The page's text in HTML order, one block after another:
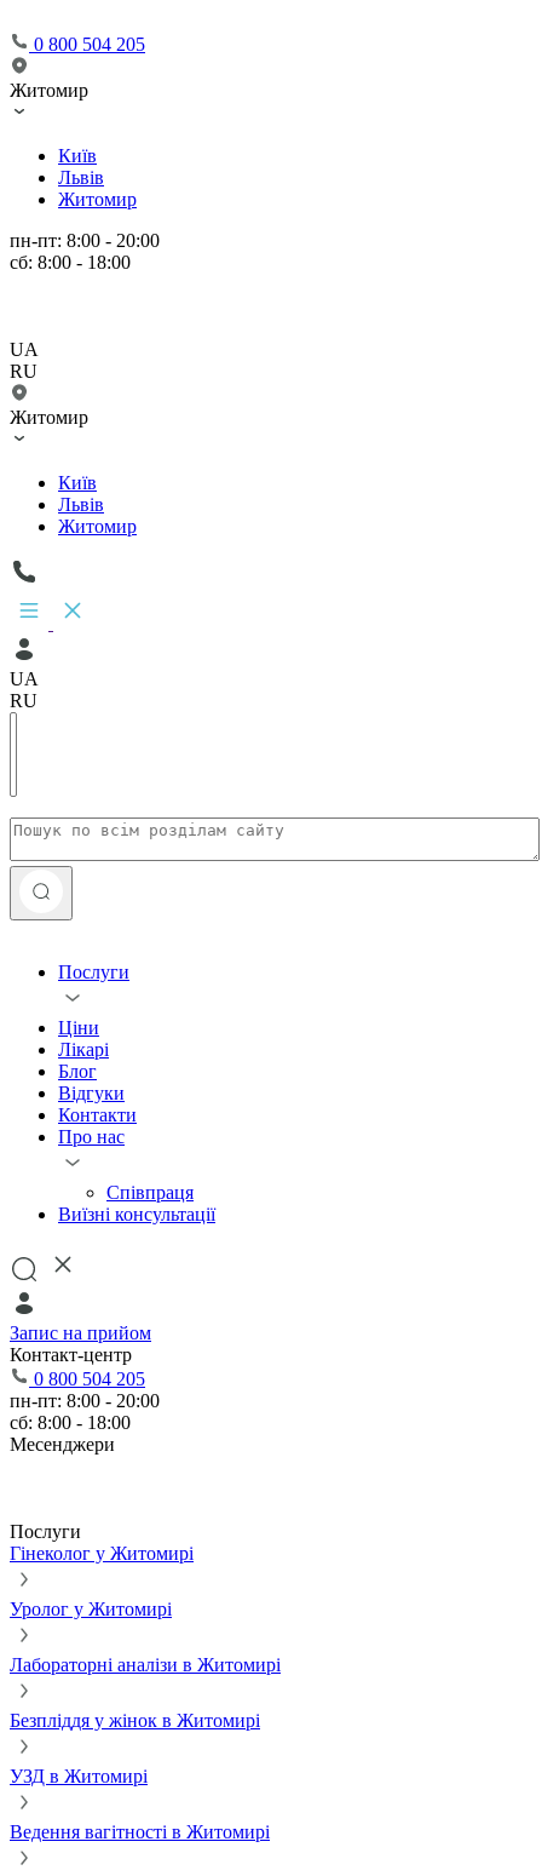
0 800 504 205
Житомир
Київ
Львів
Житомир
пн-пт: 8:00 - 20:00
сб: 8:00 - 18:00
UA
RU
Житомир
Київ
Львів
Житомир
UA
RU
Послуги
Ціни
Лікарі
Блог
Відгуки
Контакти
Про нас
Співпраця
Виїзні консультації
Запис на прийом
Контакт-центр
0 800 504 205
пн-пт: 8:00 - 20:00
сб: 8:00 - 18:00
Месенджери
Послуги
Гінеколог у Житомирі
Уролог у Житомирі
Лабораторні аналізи в Житомирі
Безпліддя у жінок в Житомирі
УЗД в Житомирі
Ведення вагітності в Житомирі